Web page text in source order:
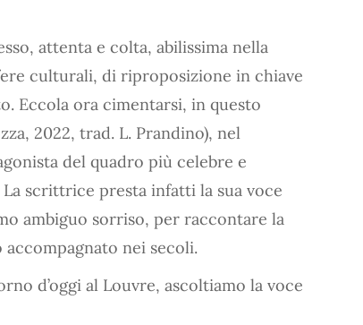
attenta e colta, abilissima nella
culturali, di riproposizione in chiave
Eccola ora cimentarsi, in questo
2022, trad. L. Prandino), nel
del quadro più celebre e
scrittrice presta infatti la sua voce
ambiguo sorriso, per raccontare la
accompagnato nei secoli.
d’oggi al Louvre, ascoltiamo la voce